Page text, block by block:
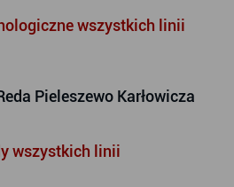
wszystkich linii
Pieleszewo Karłowicza
wszystkich linii